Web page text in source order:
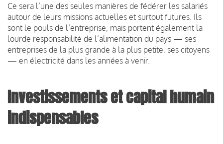
Ce sera l’une des seules manières de fédérer les salariés
autour de leurs missions actuelles et surtout futures. Ils
sont le pouls de l’entreprise, mais portent également la
lourde responsabilité de l’alimentation du pays — ses
entreprises de la plus grande à la plus petite, ses citoyens
— en électricité dans les années à venir.
Investissements et capital humain
indispensables